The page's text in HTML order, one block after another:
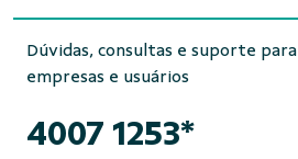
Dúvidas, consultas e suporte para
empresas e usuários
4007 1253*